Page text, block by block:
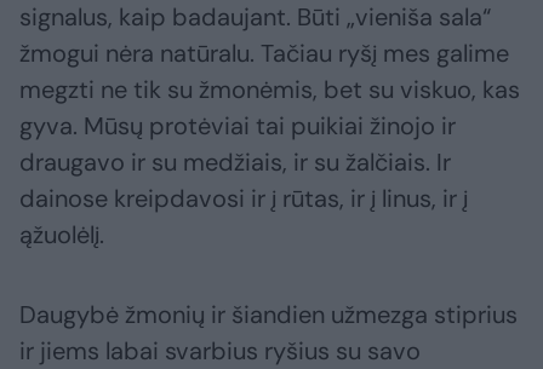
signalus, kaip badaujant. Būti „vieniša sala“
žmogui nėra natūralu. Tačiau ryšį mes galime
megzti ne tik su žmonėmis, bet su viskuo, kas
gyva. Mūsų protėviai tai puikiai žinojo ir
draugavo ir su medžiais, ir su žalčiais. Ir
dainose kreipdavosi ir į rūtas, ir į linus, ir į
ąžuolėlį.
Daugybė žmonių ir šiandien užmezga stiprius
ir jiems labai svarbius ryšius su savo